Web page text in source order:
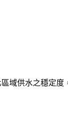
域供水之穩定